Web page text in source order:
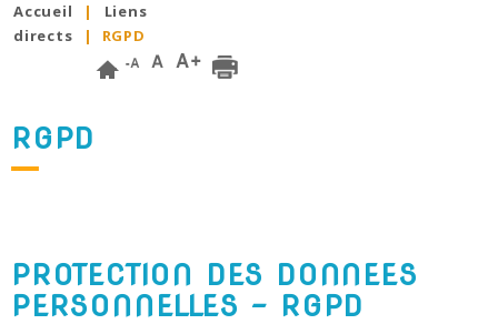
Accueil |
Liens
directs
| RGPD
RGPD
PROTECTION DES DONNEES
PERSONNELLES - RGPD